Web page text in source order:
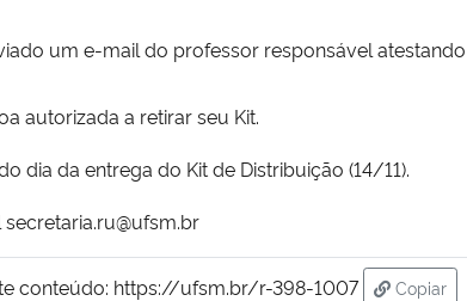
um e-mail do professor responsável
autorizada a retirar seu Kit.
dia da entrega do Kit de Distribuição (14/11).
conteúdo: https://ufsm.br/r-398-1007
Copiar